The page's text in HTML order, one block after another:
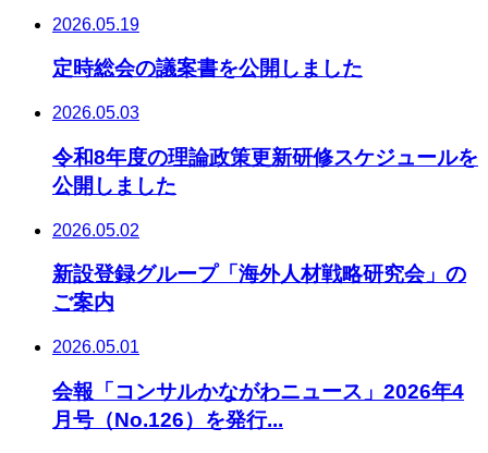
2026.05.19
定時総会の議案書を公開しました
2026.05.03
令和8年度の理論政策更新研修スケジュールを
公開しました
2026.05.02
新設登録グループ「海外人材戦略研究会」の
ご案内
2026.05.01
会報「コンサルかながわニュース」2026年4
月号（No.126）を発行...